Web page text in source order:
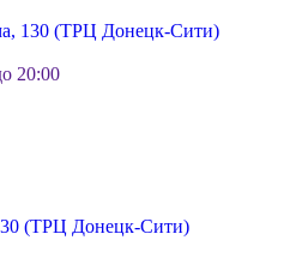
130 (ТРЦ Донецк-Сити)
20:00
(ТРЦ Донецк-Сити)